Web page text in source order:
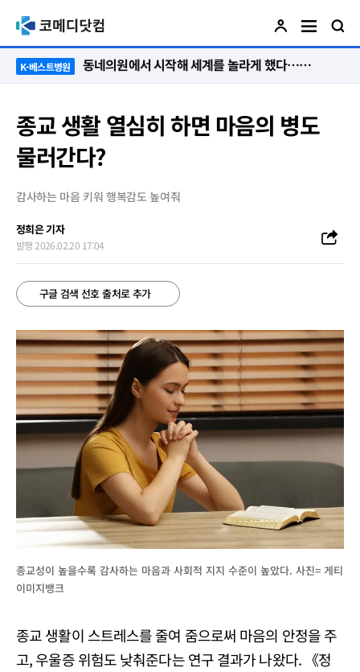
K-베스트병원 “절대 먼저 말하지 않아요. 대신 먼저 듣습니다”
종교 생활 열심히 하면 마음의 병도
물러간다?
감사하는 마음 키워 행복감도 높여줘
정희은 기자
발행 2026.02.20 17:04
구글 검색 선호 출처로 추가
종교성이 높을수록 감사하는 마음과 사회적 지지 수준이 높았다. 사진= 게티
이미지뱅크
종교 생활이 스트레스를 줄여 줌으로써 마음의 안정을 주
고, 우울증 위험도 낮춰준다는 연구 결과가 나왔다. 《정